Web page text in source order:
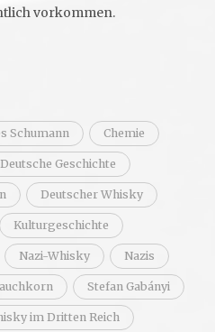
vorkommen.
Schumann Chemie
Deutsche Geschichte
Deutscher Whisky
Kulturgeschichte
Nazi-Whisky Nazis
Stefan Gabányi
im Dritten Reich